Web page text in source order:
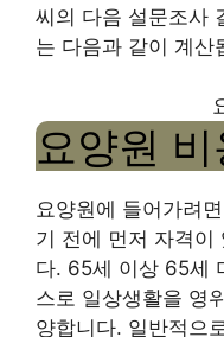
씨의 다음 설문조사
는 다음과 같이 계산
요양원 비
요양원에 들어가려
기 전에 먼저 자격이
다. 65세 이상 65세
스로 일상생활을 영
양합니다. 일반적으